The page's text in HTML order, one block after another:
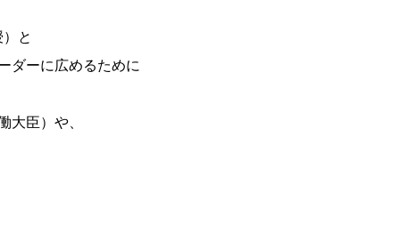
と
ダーに広めるために
大臣）や、